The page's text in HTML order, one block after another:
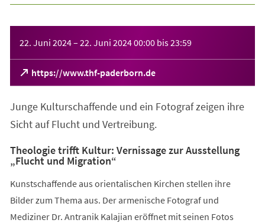
22. Juni 2024– 22. Juni 202400:00 bis23:59
https://www.thf-paderborn.de
(Öffnet
in
neuen
Tab)
Junge Kulturschaffende und ein Fotograf zeigen ihre
Sicht auf Flucht und Vertreibung.
Theologie trifft Kultur: Vernissage zur Ausstellung
„Flucht und Migration“
Kunstschaffende aus orientalischen Kirchen stellen ihre
Bilder zum Thema aus. Der armenische Fotograf und
Mediziner Dr. Antranik Kalajian eröffnet mit seinen Fotos